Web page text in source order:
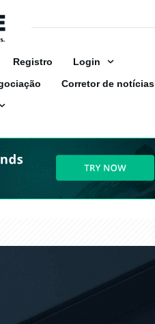
Registro
Login
Corretor de notícias